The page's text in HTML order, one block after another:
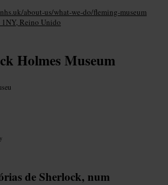
about-us/what-we-do/fleming-museum
1NY, Reino Unido
Holmes Museum
de Sherlock, num